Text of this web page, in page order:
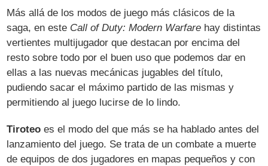
Más allá de los modos de juego más clásicos de la
saga, en este Call of Duty: Modern Warfare hay distintas
vertientes multijugador que destacan por encima del
resto sobre todo por el buen uso que podemos dar en
ellas a las nuevas mecánicas jugables del título,
pudiendo sacar el máximo partido de las mismas y
permitiendo al juego lucirse de lo lindo.
Tiroteo es el modo del que más se ha hablado antes del
lanzamiento del juego. Se trata de un combate a muerte
de equipos de dos jugadores en mapas pequeños y con